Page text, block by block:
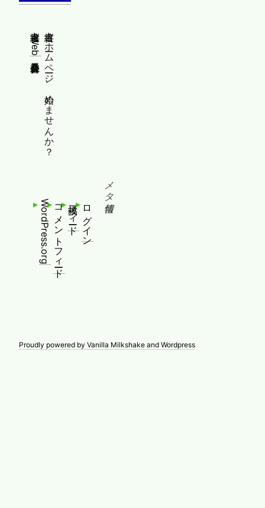
縦書きホームページ、始めませんか？
縦書きWeb普及委員会
メタ情報
ログイン
投稿フィード
コメントフィード
WordPress.org
Proudly powered by Vanilla Milkshake and Wordpress